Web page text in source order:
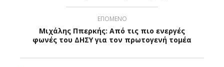
ΕΠΟΜΕΝΟ
Μιχάλης Ππερκής: Από τις πιο ενεργές
φωνές του ΔΗΣΥ για τον πρωτογενή τομέα